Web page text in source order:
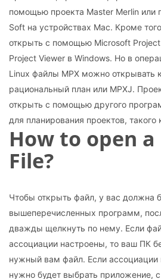
помощью проекта Master Merlin или
Soft на устройствах Mac. Кроме
открыть с помощью Microsoft
Project Viewer в Windows. Но в
Linux файлы MPX можно открывать
рациональный план или MPXJ.
открыть с помощью другого
для планирования проектов, такого
How to open a
File?
Чтобы открыть файл, у вас должна
вышеперечисленных программ,
дважды щелкнуть по нему. Если
ассоциации настроены, то ваш ПК
нужный вам файл. Если ассоциации
нужно будет выбрать приложение,